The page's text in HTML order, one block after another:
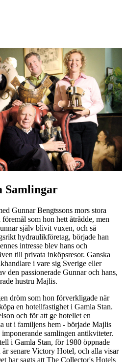
Samlingar
Gunnar Bengtssons mors stora
som hon hett åtrådde, men
själv blivit vuxen, och så
hydraulikföretag, började han
intresse blev hans och
till privata inköpsresor. Ganska
i vare sig Sverige eller
den passionerade Gunnar och hans,
hustru Majlis.
dröm som hon förverkligade när
en hotellfastighet i Gamla Stan.
och för att ge hotellet en
ut i familjens hem - började Majlis
samlingen antikviteter.
i Gamla Stan, för 1980 öppnade
senare Victory Hotel, och alla visar
har sagts att The Collector's Hotels